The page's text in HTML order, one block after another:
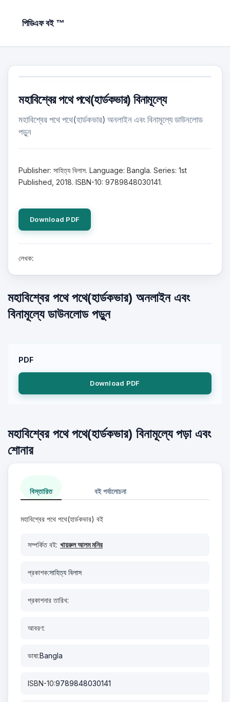
পিডিএফ বই ™
মহাবিশ্বের পথে পথে(হার্ডকভার) বিনামূল্যে
মহাবিশ্বের পথে পথে(হার্ডকভার) অনলাইন এবং বিনামূল্যে ডাউনলোড
পড়ুন
Publisher: সাহিত্য বিলাস. Language: Bangla. Series: 1st
Published, 2018. ISBN-10: 9789848030141.
Download PDF
লেখক:
মহাবিশ্বের পথে পথে(হার্ডকভার) অনলাইন এবং
বিনামূল্যে ডাউনলোড পড়ুন
PDF
Download PDF
মহাবিশ্বের পথে পথে(হার্ডকভার) বিনামূল্যে পড়া এবং
শোনার
বিস্তারিত বই পর্যালোচনা
মহাবিশ্বের পথে পথে(হার্ডকভার) বই
সম্পর্কিত বই: খায়রুল আলম মনির
প্রকাশক:সাহিত্য বিলাস
প্রকাশনার তারিখ:
আবরণ:
ভাষা:Bangla
ISBN-10:9789848030141